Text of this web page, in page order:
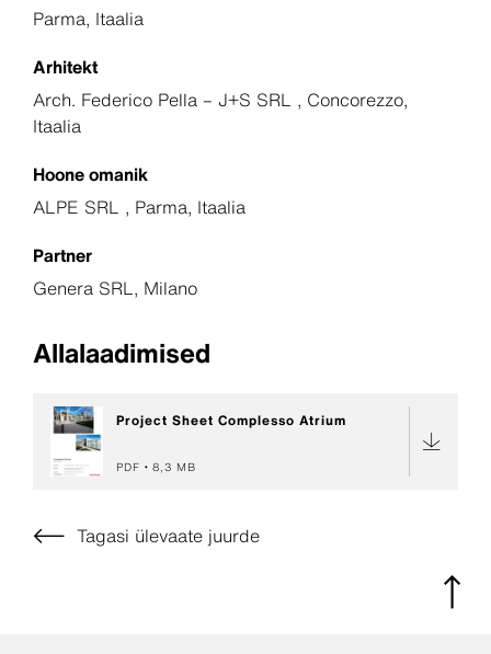
Parma, Itaalia
Arhitekt
Arch. Federico Pella – J+S SRL , Concorezzo,
Itaalia
Hoone omanik
ALPE SRL , Parma, Itaalia
Partner
Genera SRL, Milano
Allalaadimised
Project Sheet Complesso Atrium
PDF 8,3 MB
Tagasi ülevaate juurde